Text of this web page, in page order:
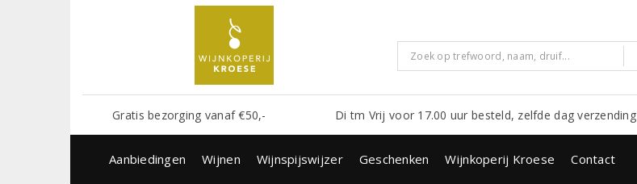
Gratis bezorging vanaf €50,- Di tm Vrij voor 17.00 uur besteld, zelfde dag verzending
Aanbiedingen Wijnen Wijnspijswijzer Geschenken Wijnkoperij Kroese Contact